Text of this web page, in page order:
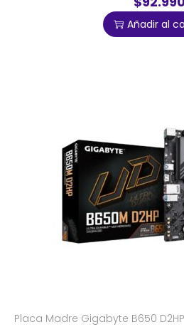
Añadir al
Placa Madre Gigabyte B650